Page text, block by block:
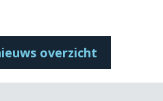
overzicht